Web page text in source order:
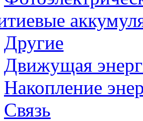
Другие
Движущая
Накопление
Связь